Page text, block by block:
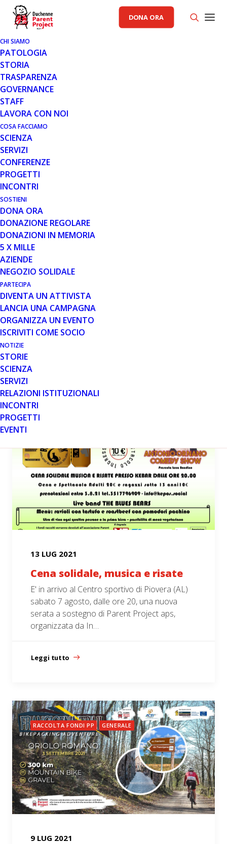
DONA ORA
CHI SIAMO
PATOLOGIA
STORIA
TRASPARENZA
GOVERNANCE
STAFF
LAVORA CON NOI
COSA FACCIAMO
SCIENZA
SERVIZI
CONFERENZE
PROGETTI
INCONTRI
SOSTIENI
DONA ORA
DONAZIONE REGOLARE
DONAZIONI IN MEMORIA
5 X MILLE
AZIENDE
NEGOZIO SOLIDALE
PARTECIPA
DIVENTA UN ATTIVISTA
LANCIA UNA CAMPAGNA
ORGANIZZA UN EVENTO
ISCRIVITI COME SOCIO
NOTIZIE
STORIE
SCIENZA
SERVIZI
RELAZIONI ISTITUZIONALI
INCONTRI
PROGETTI
EVENTI
13 LUG 2021
RANDO 5 LAGHI: IN BICI TRA I
LAGHI PIÙ BELLI DEL LAZIO
Domenica 12 settembre 2021 riparte una nuova
edizione della Rando 5 laghi, un'esperienza in bicicletta
che tocca i laghi più belli del Nord del…
Leggi tutto
MESE: LUGLIO 2021
13 LUG 2021
Cena solidale, musica e risate
E' in arrivo al Centro sportivo di Piovera (AL)
sabato 7 agosto, dalle ore 20, una nuova
serata a sostegno di Parent Project aps,
organizzata da In…
Leggi tutto
RACCOLTA FONDI PP GENERALE
9 LUG 2021